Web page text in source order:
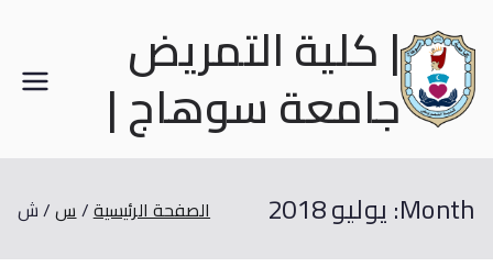
| كلية التمريض
جامعة سوهاج |
Month: يوليو 2018 الصفحة الرئيسية س ش